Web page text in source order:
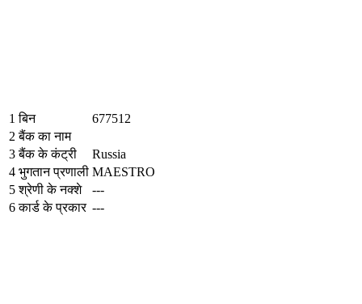
1 बिन
677512
2 बैंक का नाम
3 बैंक के कंट्री
Russia
4 भुगतान प्रणाली MAESTRO
5 श्रेणी के नक्शे
---
6 कार्ड के प्रकार ---